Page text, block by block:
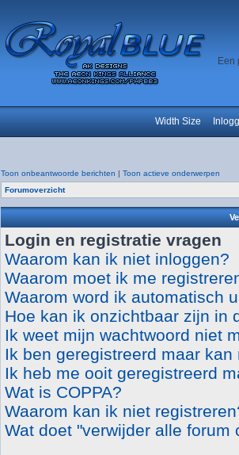
Een
Width Size
Toon onbeantwoorde berichten | Toon actieve onderwerpen
Forumoverzicht
Login en registratie vragen
Waarom kan ik niet inloggen?
Waarom moet ik me
Waarom word ik automatisch
Hoe kan ik onzichtbaar zijn in
Ik weet mijn wachtwoord niet
Ik ben geregistreerd maar kan
Ik heb me ooit geregistreerd
Wat is COPPA?
Waarom kan ik niet
Wat doet "verwijder alle forum